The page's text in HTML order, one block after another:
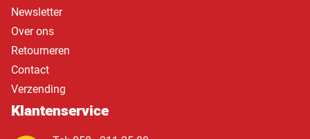
Newsletter
Over ons
Retourneren
Contact
Verzending
Klantenservice